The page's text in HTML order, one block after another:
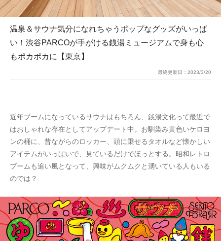
温泉＆サウナ気分になれちゃうポップなグッズがいっぱ
い！渋谷PARCOが手がける銭湯ミュージアムで身も心
もポカポカに【東京】
最終更新日： 2023/3/20
近年ブームになっているサウナはもちろん、銭湯文化って最近で
はおしゃれな存在としてアップデート中。お馴染み黄色いケロヨ
ンの桶に、昔ながらのロッカー、頭に乗せるタオルなど懐かしい
アイテムがいっぱいで、見ているだけでほっとする。昭和レトロ
ブームも追い風となって、興味がムクムクと湧いている人もいる
のでは？